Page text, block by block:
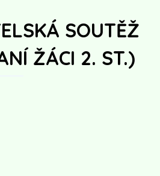
SOUTĚŽ
ŽÁCI 2. ST.)